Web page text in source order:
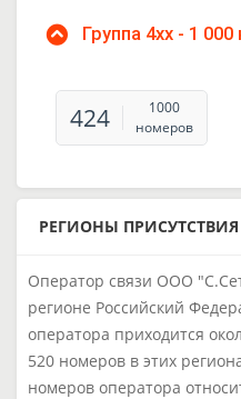
Группа 4xx - 1
424
1000
номеров
РЕГИОНЫ
Оператор связи ООО
регионе Российский
оператора приходится
520 номеров в этих
номеров оператора